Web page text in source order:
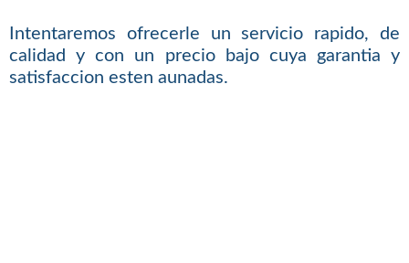
Intentaremos ofrecerle un servicio rapido, de
calidad y con un precio bajo cuya garantia y
satisfaccion esten aunadas.